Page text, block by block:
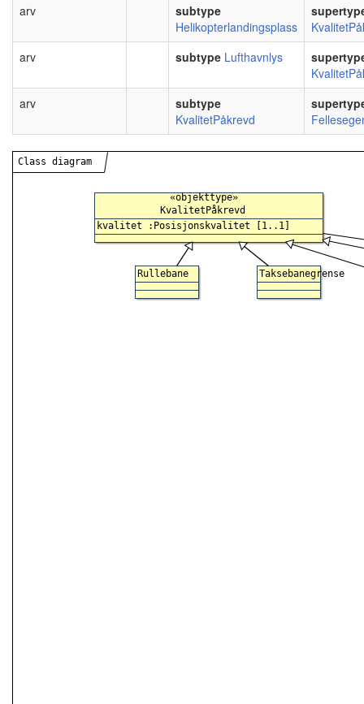
arv
subtype
Helikopterlandingsplass
arv
subtype Lufthavnlys
arv
subtype
KvalitetPåkrevd